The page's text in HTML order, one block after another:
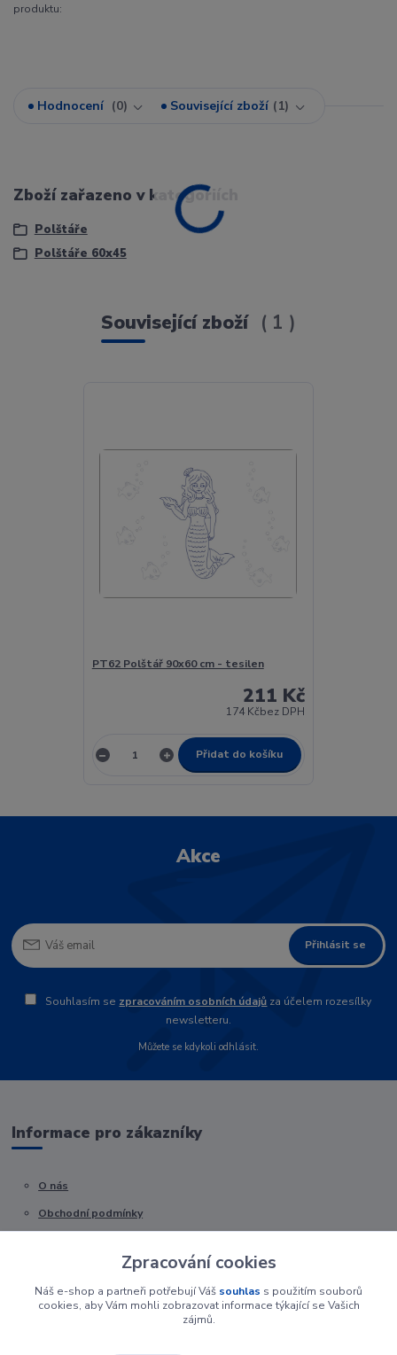
produktu:
Hodnocení 0 Související zboží 1
Zboží zařazeno v kategoriích
Polštáře
Polštáře 60x45
Související zboží 1
PT62 Polštář 90x60 cm - tesilen
211 Kč
174 Kčbez DPH
Přidat do košíku
Akce
Přihlásit se
Souhlasím se zpracováním osobních údajů za účelem rozesílky
newsletteru.
Můžete se kdykoli odhlásit.
Informace pro zákazníky
O nás
Obchodní podmínky
Zpracování cookies
Náš e-shop a partneři potřebují Váš souhlas s použitím souborů
cookies, aby Vám mohli zobrazovat informace týkající se Vašich
zájmů.